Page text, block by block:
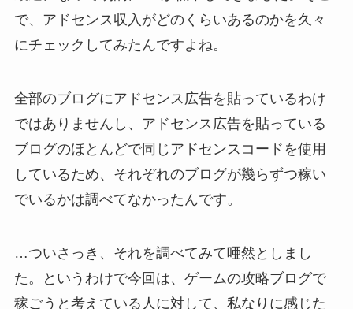
で、アドセンス収入がどのくらいあるのかを久々
にチェックしてみたんですよね。
全部のブログにアドセンス広告を貼っているわけ
ではありませんし、アドセンス広告を貼っている
ブログのほとんどで同じアドセンスコードを使用
しているため、それぞれのブログが幾らずつ稼い
でいるかは調べてなかったんです。
…ついさっき、それを調べてみて唖然としまし
た。というわけで今回は、ゲームの攻略ブログで
稼ごうと考えている人に対して、私なりに感じた